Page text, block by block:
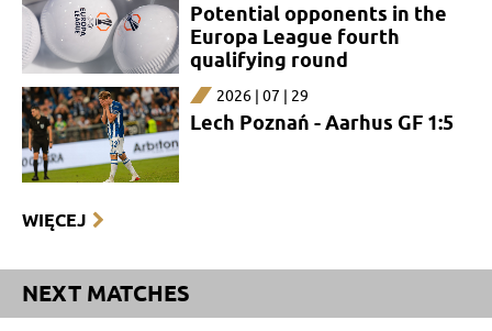
Potential opponents in the
Europa League fourth
qualifying round
2026 | 07 | 29
Lech Poznań - Aarhus GF 1:5
WIĘCEJ
NEXT MATCHES